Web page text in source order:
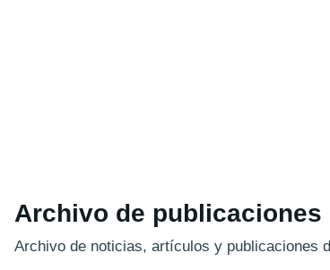
Archivo de
Archivo de noticias, artículos y publicaciones